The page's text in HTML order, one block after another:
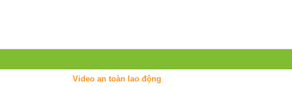
Video an toàn lao động